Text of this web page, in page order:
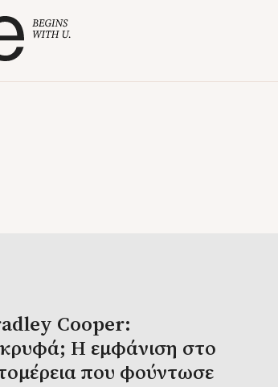
Cooper:
Η εμφάνιση στο
που φούντωσε